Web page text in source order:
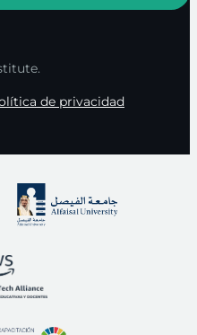
de privacidad